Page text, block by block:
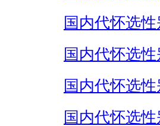
国内代怀选
国内代怀选
国内代怀选
国内代怀选性